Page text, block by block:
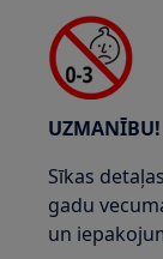
UZMANĪBU!
Sīkas
gadu
un